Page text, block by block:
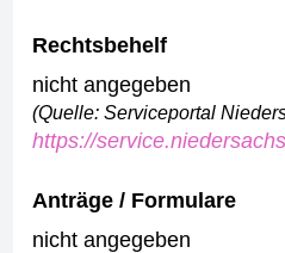
Rechtsbehelf
nicht angegeben
(Quelle: Serviceportal
https://
Anträge / Formulare
nicht angegeben